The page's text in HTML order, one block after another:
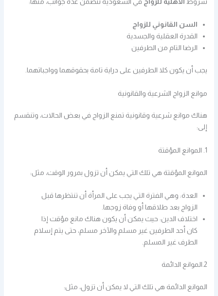
السن القانوني للزواج
القدرة العقلية والجسدية
الرضا التام من الطرفين
يجب أن يكون كلا الطرفين على دراية تامة بحقوقهما وواجباتهما.
موانع الزواج الشرعية والقانونية
هناك موانع شرعية وقانونية تمنع الزواج في بعض الحالات، وتنقسم
إلى:
1. الموانع المؤقتة
الموانع المؤقتة هي تلك التي يمكن أن تزول بمرور الوقت، مثل:
العدة: وهي الفترة التي يجب على المرأة أن تنتظرها قبل
الزواج بعد طلاقها أو وفاة زوجها.
اختلاف الدين: حيث يمكن أن يكون هناك مانع مؤقت إذا
كان أحد الطرفين غير مسلم والآخر مسلم، حتى يتم إسلام
الطرف غير المسلم.
2.الموانع الدائمة
الموانع الدائمة هي تلك التي لا يمكن أن تزول، مثل: